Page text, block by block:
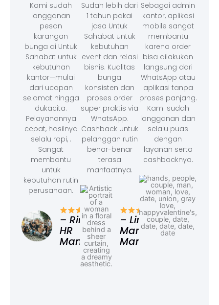
Kami sudah
langganan
pesan
karangan
bunga di Untuk
Sahabat untuk
kebutuhan
kantor—mulai
dari ucapan
selamat hingga
dukacita.
Pelayanannya
cepat, hasilnya
selalu rapi, .
Sangat
membantu
untuk
kebutuhan rutin
perusahaan.
– Rina,
HR
Manager
Sudah lebih dari
1 tahun pakai
jasa Untuk
Sahabat untuk
kebutuhan
event dan relasi
bisnis. Kualitas
bunga
konsisten dan
proses order
super praktis via
WhatsApp.
Cashback untuk
pelanggan rutin
benar-benar
terasa
manfaatnya.
– Linda,
Marketing
Manager
Sebagai admin
kantor, aplikasi
mobile sangat
membantu
karena order
bisa dilakukan
langsung dari
WhatsApp atau
aplikasi tanpa
proses panjang.
Kami sudah
langganan dan
selalu puas
dengan
layanan serta
cashbacknya.